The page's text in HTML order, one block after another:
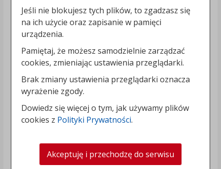
Jeśli nie blokujesz tych plików, to zgadzasz się
na ich użycie oraz zapisanie w pamięci
urządzenia.
Pamiętaj, że możesz samodzielnie zarządzać
cookies, zmieniając ustawienia przeglądarki.
Brak zmiany ustawienia przeglądarki oznacza
wyrażenie zgody.
Dowiedz się więcej o tym, jak używamy plików
cookies z Polityki Prywatności.
Akceptuję i przechodzę do serwisu